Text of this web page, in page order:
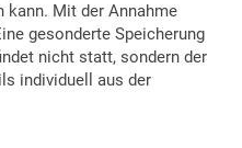
kann. Mit der Annahme
gesonderte Speicherung
nicht statt, sondern der
individuell aus der